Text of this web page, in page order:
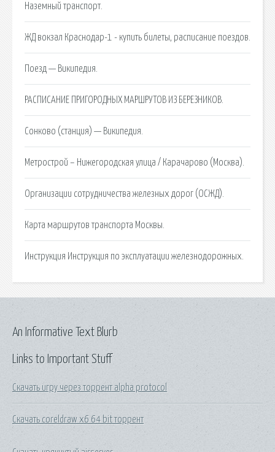
Наземный транспорт.
ЖД вокзал Краснодар-1 - купить билеты, расписание поездов.
Поезд — Википедия.
РАСПИСАНИЕ ПРИГОРОДНЫХ МАРШРУТОВ ИЗ БЕРЕЗНИКОВ.
Сонково (станция) — Википедия.
Метрострой – Нижегородская улица / Карачарово (Москва).
Организации сотрудничества железных дорог (ОСЖД).
Карта маршрутов транспорта Москвы.
Инстpукция Инструкция по эксплуатации железнодорожных.
Links to Important Stuff
Скачать игру через торрент alpha protocol
Скачать coreldraw x6 64 bit торрент
An Informative Text Blurb